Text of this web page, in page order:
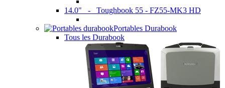
14.0" - Toughbook 55 - FZ55-MK3 HD
Portables Durabook
Tous les Durabook